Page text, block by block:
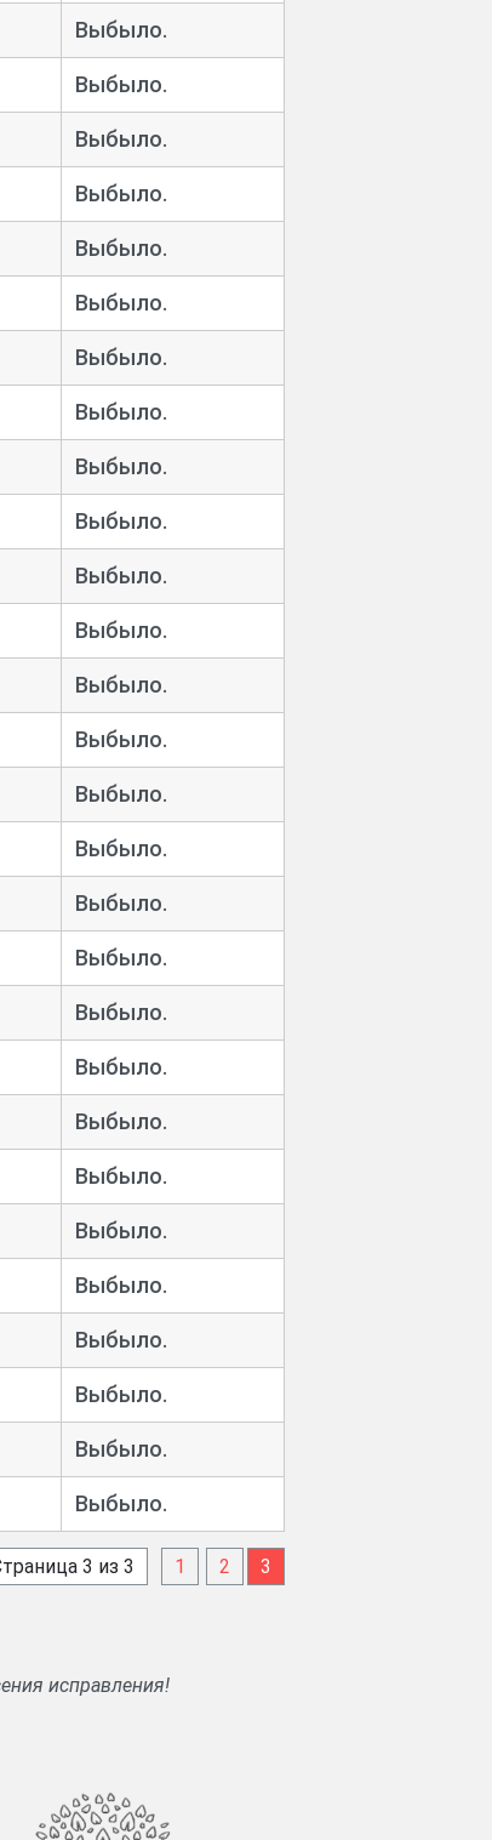
Выбыло.
Выбыло.
Выбыло.
Выбыло.
Выбыло.
Выбыло.
Выбыло.
Выбыло.
Выбыло.
Выбыло.
Выбыло.
Выбыло.
Выбыло.
Выбыло.
Выбыло.
Выбыло.
Выбыло.
Выбыло.
Выбыло.
Выбыло.
Выбыло.
Выбыло.
Выбыло.
Выбыло.
Выбыло.
Выбыло.
Выбыло.
Выбыло.
3 из 3 1 2 3
исправления!